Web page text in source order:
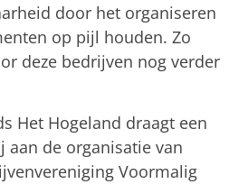
door het organiseren
op pijl houden. Zo
deze bedrijven nog verder
Het Hogeland draagt een
aan de organisatie van
Voormalig